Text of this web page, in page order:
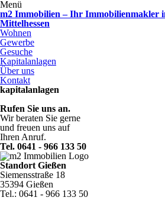
Menü
m2 Immobilien – Ihr Immobilienmakler
Mittelhessen
Wohnen
Gewerbe
Gesuche
Kapitalanlagen
Über uns
Kontakt
kapitalanlagen
Rufen Sie uns an.
Wir beraten Sie gerne
und freuen uns auf
Ihren Anruf.
Tel. 0641 - 966 133 50
Standort Gießen
Siemensstraße 18
35394 Gießen
Tel.: 0641 - 966 133 50